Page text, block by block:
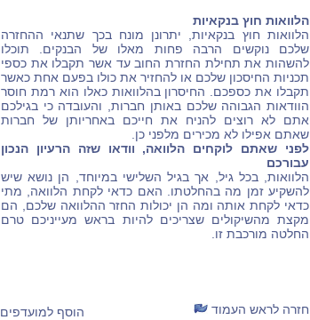
הלוואות חוץ בנקאיות
הלוואות חוץ בנקאיות, יתרונן מונח בכך שתנאי ההחזרה
שלכם נוקשים הרבה פחות מאלו של הבנקים. תוכלו
להשהות את תחילת החזרת החוב עד אשר תקבלו את כספי
תכניות החיסכון שלכם או להחזיר את כולו בפעם אחת כאשר
תקבלו את כספכם. החיסרון בהלוואות כאלו הוא רמת חוסר
הוודאות הגבוהה שלכם באותן חברות, והעובדה כי בגילכם
אתם לא רוצים להניח את חייכם באחריותן של חברות
שאתם אפילו לא מכירים מלפני כן.
לפני שאתם לוקחים הלוואה, וודאו שזה הרעיון הנכון
עבורכם
הלוואות, בכל גיל, אך בגיל השלישי במיוחד, הן נושא שיש
להשקיע זמן מה בהחלטתו. האם כדאי לקחת הלוואה, מתי
כדאי לקחת אותה ומה הן יכולות החזר ההלוואה שלכם, הם
מקצת מהשיקולים שצריכים להיות בראש מעייניכם טרם
החלטה מורכבת זו.
חזרה לראש העמוד הוסף למועדפים